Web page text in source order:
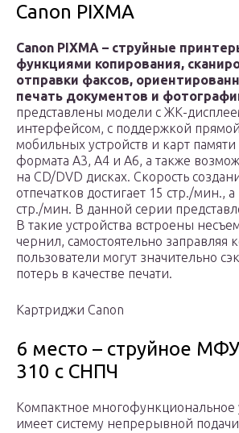
Canon PIXMA
Canon PIXMA – струйные
функциями копирования,
отправки факсов,
печать документов и
представлены модели с ЖК-
интерфейсом, с поддержкой прямой
мобильных устройств и карт памяти
формата А3, А4 и A6, а также
на CD/DVD дисках. Скорость
отпечатков достигает 15 стр./мин.,
стр./мин. В данной серии
В такие устройства встроены
чернил, самостоятельно заправляя
пользователи могут значительно
потерь в качестве печати.
Картриджи Canon
6 место – струйное
310 с СНПЧ
Компактное многофункциональное
имеет систему непрерывной